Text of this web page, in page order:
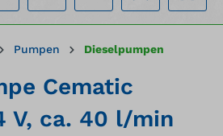
Pumpen Dieselpumpen
Cematic
V, ca. 40 l/min